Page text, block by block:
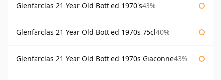
Glenfarclas 21 Year Old Bottled 1970's43%
Glenfarclas 21 Year Old Bottled 1970s 75cl40%
Glenfarclas 21 Year Old Bottled 1970s Giaconne43%